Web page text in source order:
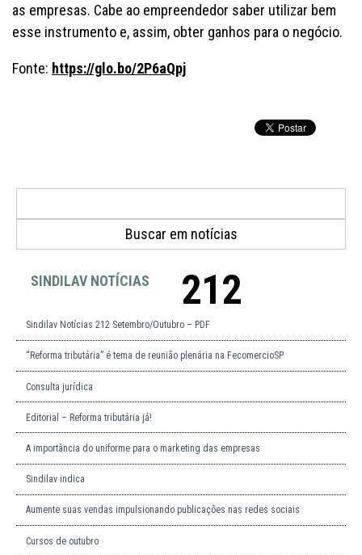
as empresas. Cabe ao empreendedor saber utilizar bem
esse instrumento e, assim, obter ganhos para o negócio.
Fonte: https://glo.bo/2P6aQpj
SINDILAV NOTÍCIAS 212
Sindilav Notícias 212 Setembro/Outubro – PDF
“Reforma tributária” é tema de reunião plenária na FecomercioSP
Consulta jurídica
Editorial – Reforma tributária já!
A importância do uniforme para o marketing das empresas
Sindilav indica
Aumente suas vendas impulsionando publicações nas redes sociais
Cursos de outubro